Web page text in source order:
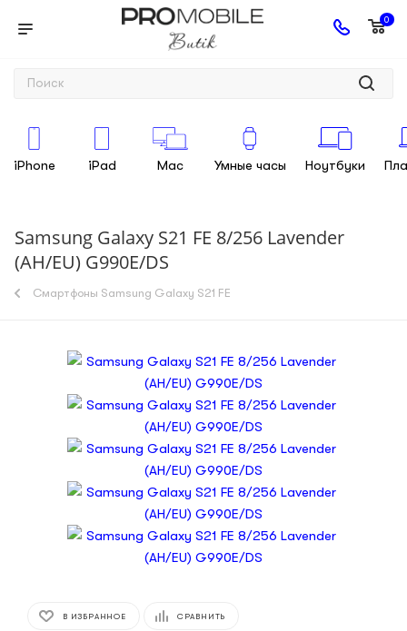
0
iPhone iPad Mac Умные часы Ноутбуки
Samsung Galaxy S21 FE 8/256 Lavender
(AH/EU) G990E/DS
Смартфоны Samsung Galaxy S21 FE
В ИЗБРАННОЕ СРАВНИТЬ